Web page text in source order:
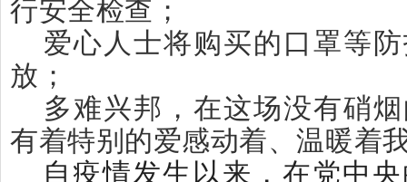
行安全检查；
爱心人士将购买的口罩等
放；
多难兴邦，在这场没有硝
有着特别的爱感动着、温暖着
自疫情发生以来，在党中